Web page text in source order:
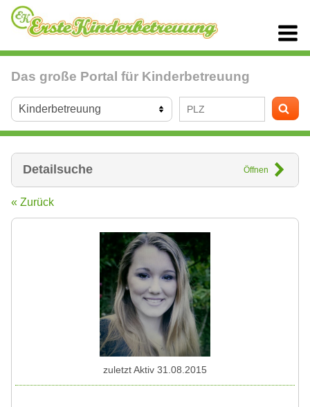
Das große Portal für Kinderbetreuung
Detailsuche Öffnen
« Zurück
zuletzt Aktiv 31.08.2015